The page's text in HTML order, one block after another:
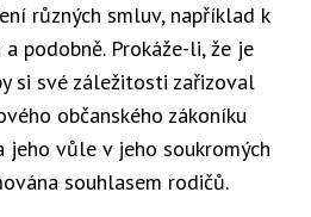
různých smluv, například k
podobně. Prokáže-li, že je
si své záležitosti zařizoval
občanského zákoníku
jeho vůle v jeho soukromých
souhlasem rodičů.